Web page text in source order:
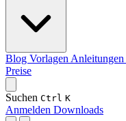
Blog Vorlagen Anleitungen
Preise
Suchen Ctrl K
Anmelden Downloads